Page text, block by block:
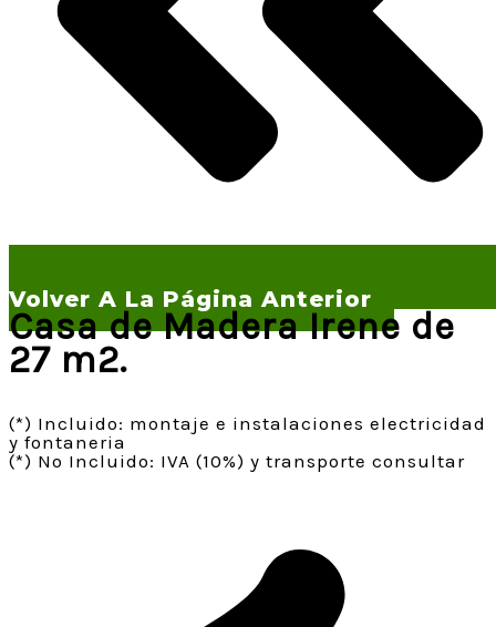
Volver A La Página Anterior
Casa de Madera Irene de
27 m2.
(*) Incluido: montaje e instalaciones electricidad
y fontaneria
(*) No Incluido: IVA (10%) y transporte consultar